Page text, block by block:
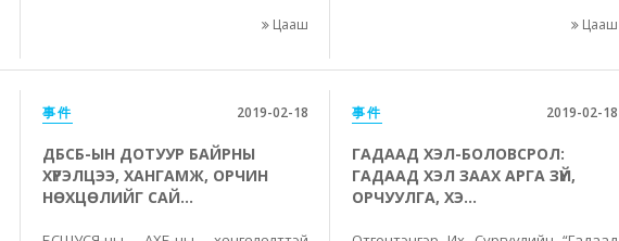
Цааш Цааш
事件 2019-02-18
ДБСБ-ЫН ДОТУУР БАЙРНЫ
ХҮРЭЛЦЭЭ, ХАНГАМЖ, ОРЧИН
НӨХЦӨЛИЙГ САЙ...
事件 2019-02-18
ГАДААД ХЭЛ-БОЛОВСРОЛ:
ГАДААД ХЭЛ ЗААХ АРГА ЗҮЙ,
ОРЧУУЛГА, ХЭ...